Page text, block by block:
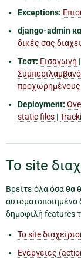
Exceptions:
django-admin
δικές σας
Τεστ: Εισαγωγή |
προχωρημένους
Deployment:
static files |
Το site
Βρείτε όλα όσα θα
αυτοματοποιημένο
δημοφιλή features
Το site
Ενέργειες